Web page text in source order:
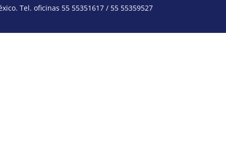
Tel. oficinas 55 55351617 / 55 55359527